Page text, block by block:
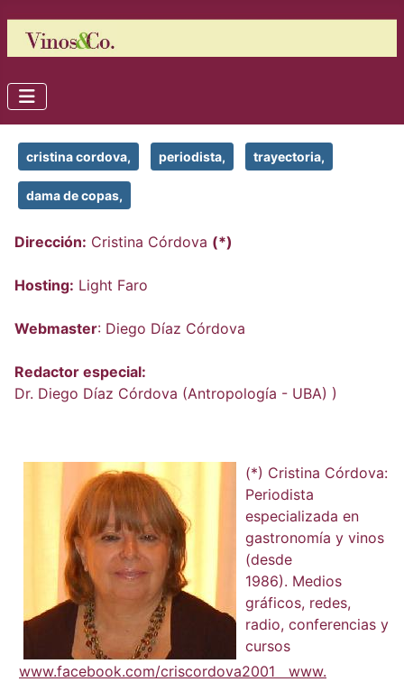
cristina cordova, periodista, trayectoria,
dama de copas,
Dirección: Cristina Córdova (*)
Hosting: Light Faro
Webmaster: Diego Díaz Córdova
Redactor especial:
Dr. Diego Díaz Córdova (Antropología - UBA) )
(*) Cristina Córdova:
Periodista
especializada en
gastronomía y vinos
(desde
1986). Medios
gráficos, redes,
radio, conferencias y
cursos
www.facebook.com/criscordova2001 www.